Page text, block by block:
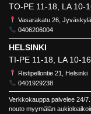
TO-PE 11-18, LA 10-
Vasarakatu 26, Jyväskylä
0406206004
HELSINKI
TI-PE 11-18, LA 10-16
Ristipellontie 21, Helsinki
0401929238
Verkkokauppa palvelee 24/
nouto myymälän